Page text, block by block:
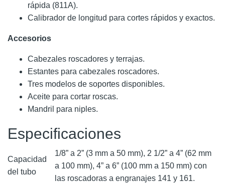
rápida (811A).
Calibrador de longitud para cortes rápidos y exactos.
Accesorios
Cabezales roscadores y terrajas.
Estantes para cabezales roscadores.
Tres modelos de soportes disponibles.
Aceite para cortar roscas.
Mandril para niples.
Especificaciones
Capacidad
del tubo
1/8” a 2” (3 mm a 50 mm), 2 1/2” a 4” (62 mm
a 100 mm), 4” a 6” (100 mm a 150 mm) con
las roscadoras a engranajes 141 y 161.